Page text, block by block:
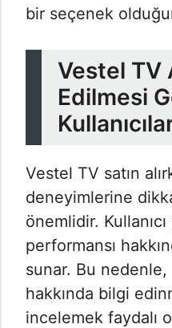
bir seçenek
Vestel TV
Edilmesi
Vestel TV satın
deneyimlerine
önemlidir.
performansı
sunar. Bu nedenle,
hakkında bilgi
incelemek faydalı